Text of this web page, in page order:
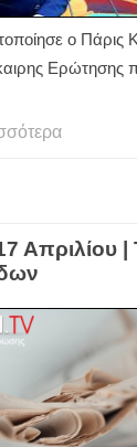
ο Πάρις
Ερώτησης
Απριλίου